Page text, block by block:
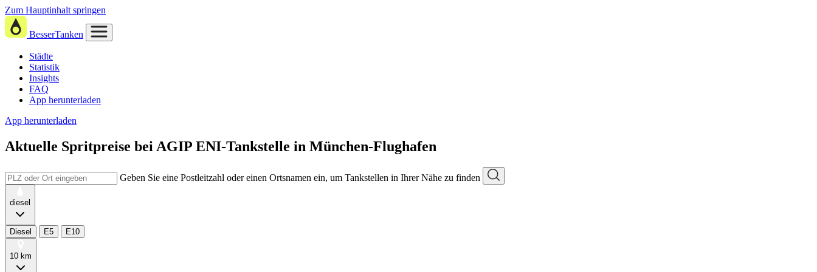
Zum Hauptinhalt springen
BesserTanken
Städte
Statistik
Insights
FAQ
App herunterladen
App herunterladen
Aktuelle Spritpreise bei AGIP ENI-Tankstelle in München-Flughafen
Geben Sie eine Postleitzahl oder einen Ortsnamen ein, um Tankstellen in Ihrer Nähe zu finden
diesel
Diesel E5 E10
10 km